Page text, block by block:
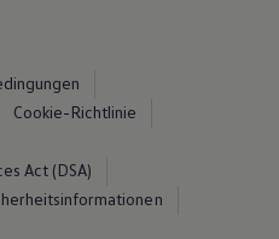
Cookie-Richtlinie
Act (DSA)